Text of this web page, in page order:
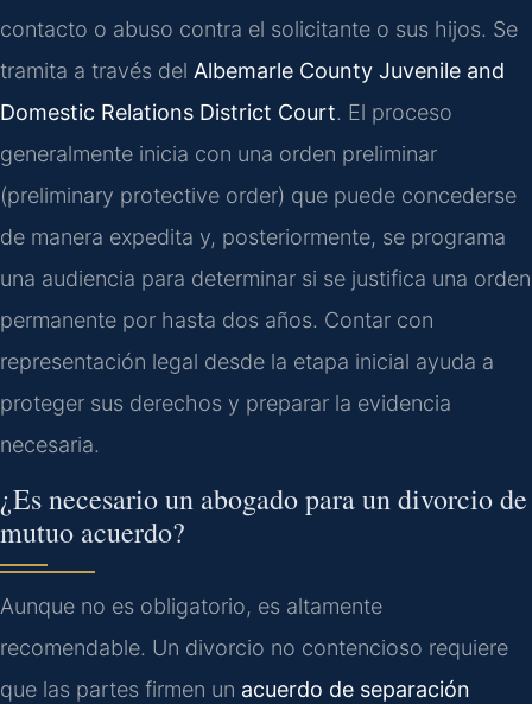
contacto o abuso contra el solicitante o sus hijos. Se
tramita a través del Albemarle County Juvenile and
Domestic Relations District Court. El proceso
generalmente inicia con una orden preliminar
(preliminary protective order) que puede concederse
de manera expedita y, posteriormente, se programa
una audiencia para determinar si se justifica una orden
permanente por hasta dos años. Contar con
representación legal desde la etapa inicial ayuda a
proteger sus derechos y preparar la evidencia
necesaria.
¿Es necesario un abogado para un divorcio de
mutuo acuerdo?
Aunque no es obligatorio, es altamente
recomendable. Un divorcio no contencioso requiere
que las partes firmen un acuerdo de separación